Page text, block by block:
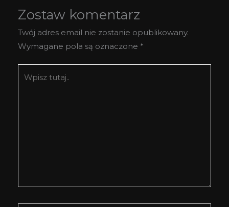
Zostaw komentarz
Twój adres email nie zostanie opublikowany.
Wymagane pola są oznaczone *
tutaj..